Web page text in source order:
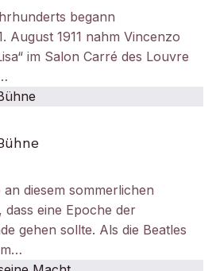
begann
August 1911 nahm Vincenzo
im Salon Carré des Louvre
diesem sommerlichen
eine Epoche der
gehen sollte. Als die Beatles